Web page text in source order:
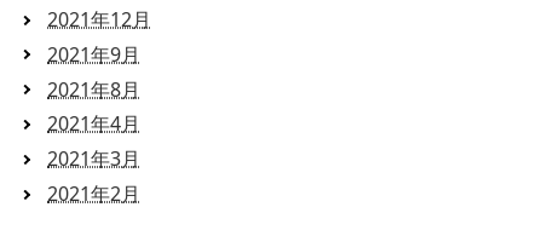
2021年12月
2021年9月
2021年8月
2021年4月
2021年3月
2021年2月